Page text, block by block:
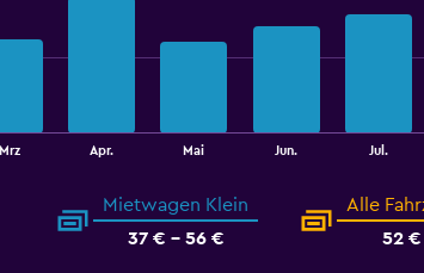
Mrz Apr. Mai Jun. Jul.
Mietwagen Klein
37 € - 56 €
Alle
52